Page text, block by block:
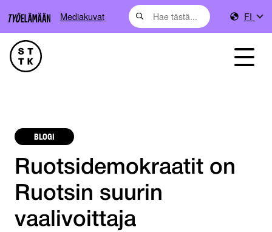
Mediakuvat FI
BLOGI
Ruotsidemokraatit on
Ruotsin suurin
vaalivoittaja